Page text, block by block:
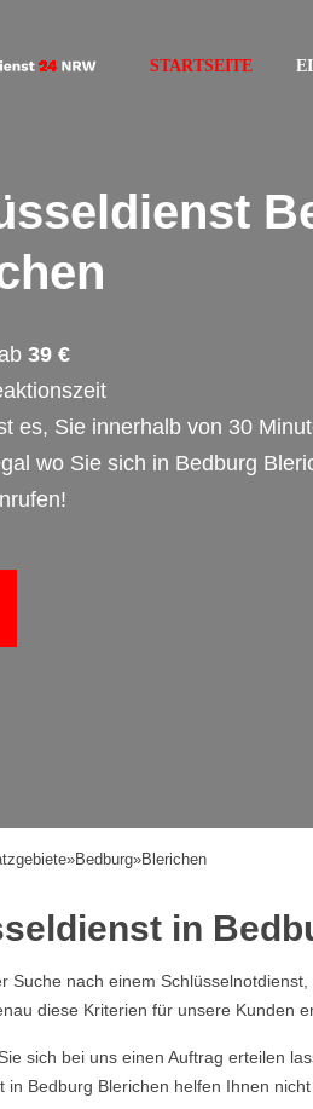
STARTSEITE
39 €
es, Sie innerhalb von 30
wo Sie sich in Bedburg
»Bedburg»Blerichen
in
Suche nach einem
diese Kriterien für unsere Kunden
sich bei uns einen Auftrag erteilen
in Bedburg Blerichen helfen Ihnen